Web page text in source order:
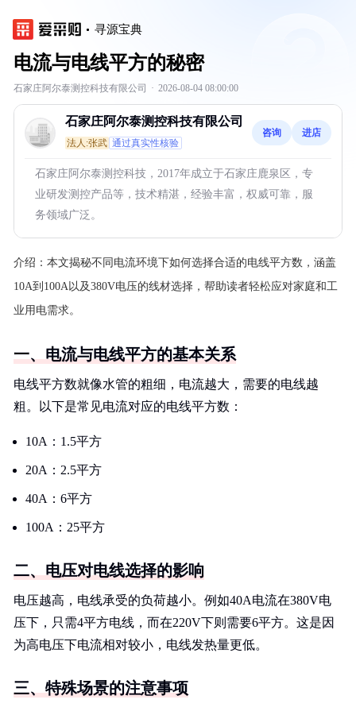
寻源宝典
电流与电线平方的秘密
石家庄阿尔泰测控科技有限公司 · 2026-08-04 08:00:00
石家庄阿尔泰测控科技有限公司
法人:张武 通过真实性核验
咨询 进店
石家庄阿尔泰测控科技，2017年成立于石家庄鹿泉区，专
业研发测控产品等，技术精湛，经验丰富，权威可靠，服
务领域广泛。
介绍： 本文揭秘不同电流环境下如何选择合适的电线平方数，涵盖
10A到100A以及380V电压的线材选择，帮助读者轻松应对家庭和工
业用电需求。
一、电流与电线平方的基本关系
电线平方数就像水管的粗细，电流越大，需要的电线越
粗。以下是常见电流对应的电线平方数：
10A：1.5平方
20A：2.5平方
40A：6平方
100A：25平方
二、电压对电线选择的影响
电压越高，电线承受的负荷越小。例如40A电流在380V电
压下，只需4平方电线，而在220V下则需要6平方。这是因
为高电压下电流相对较小，电线发热量更低。
三、特殊场景的注意事项